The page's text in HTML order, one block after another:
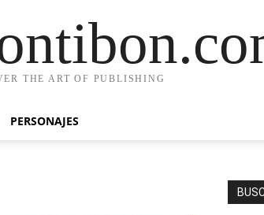
THE ART OF PUBLISHING
PERSONAJES